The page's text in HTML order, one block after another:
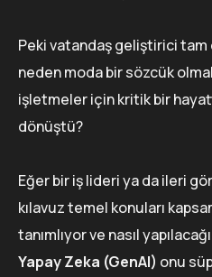
Peki vatandaş geliştirici tam
neden moda bir sözcük
işletmeler için kritik bir
dönüştü?
Eğer bir iş lideri ya da ileri
kılavuz temel konuları
tanımlıyor ve nasıl
Yapay Zeka (GenAI) onu